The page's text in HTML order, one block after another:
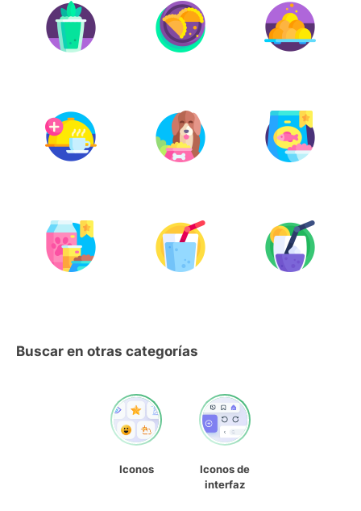
Buscar en otras categorías
Iconos
Iconos de
interfaz